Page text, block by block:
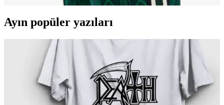
Ayın popüler yazıları